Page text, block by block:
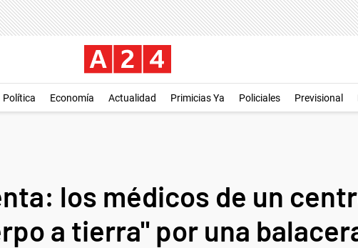
Política Economía Actualidad Primicias Ya Policiales Previsional
los médicos de un
a tierra" por una